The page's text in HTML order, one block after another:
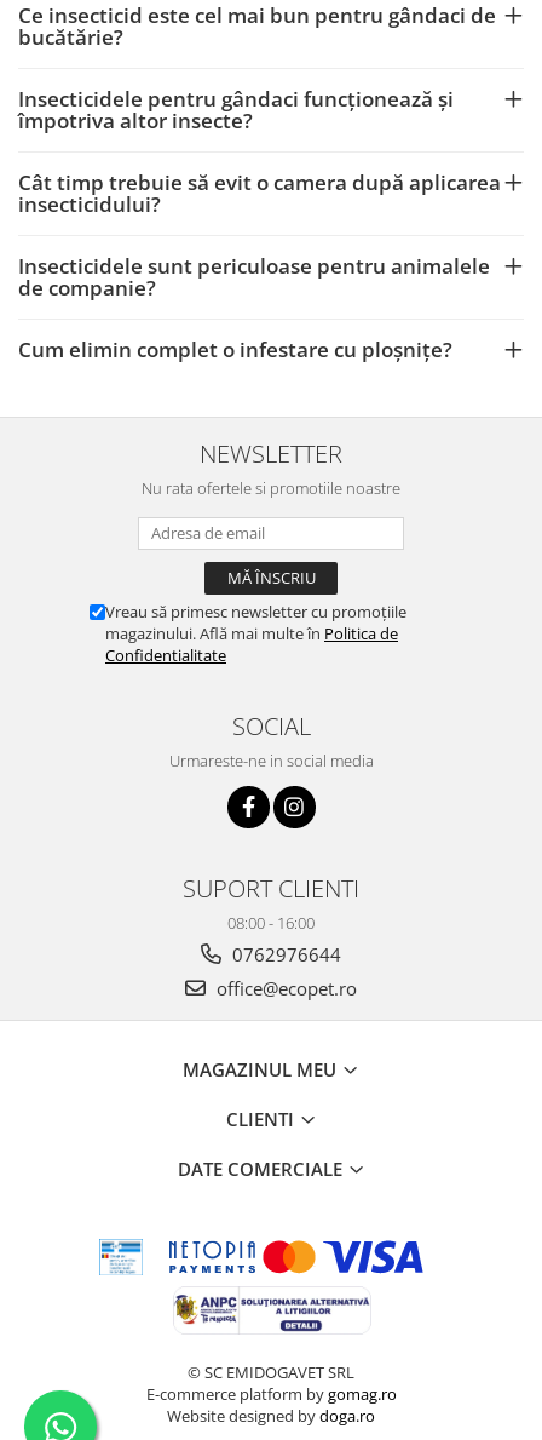
Ce insecticid este cel mai bun pentru gândaci de
bucătărie?
Insecticidele pentru gândaci funcționează și
împotriva altor insecte?
Cât timp trebuie să evit o camera după aplicarea
insecticidului?
Insecticidele sunt periculoase pentru animalele
de companie?
Cum elimin complet o infestare cu ploșnițe?
NEWSLETTER
Nu rata ofertele si promotiile noastre
Vreau să primesc newsletter cu promoțiile
magazinului. Află mai multe în Politica de
Confidentialitate
SOCIAL
Urmareste-ne in social media
SUPORT CLIENTI
08:00 - 16:00
0762976644
office@ecopet.ro
MAGAZINUL MEU
CLIENTI
DATE COMERCIALE
© SC EMIDOGAVET SRL
E-commerce platform bygomag.ro
Website designed bydoga.ro